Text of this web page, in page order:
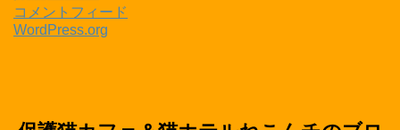
コメントフィード
WordPress.org